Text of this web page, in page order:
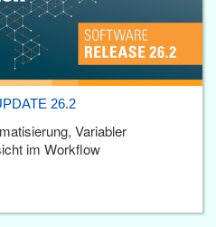
26.2
Variabler
im Workflow